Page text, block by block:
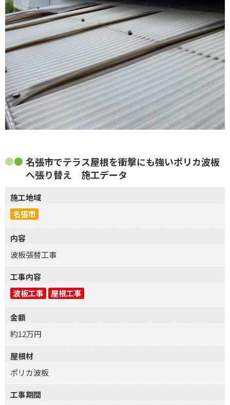
名張市でテラス屋根を衝撃にも強いポリカ波板
へ張り替え 施工データ
施工地域
名張市
内容
波板張替工事
工事内容
波板工事
屋根工事
金額
約12万円
屋根材
ポリカ波板
工事期間